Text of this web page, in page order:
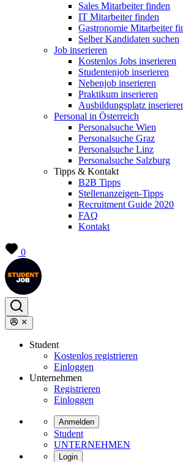
Sales Mitarbeiter finden
IT Mitarbeiter finden
Gastronomie Mitarbeiter
Selber Kandidaten suchen
Job inserieren
Kostenlos Jobs inserieren
Studentenjob inserieren
Nebenjob inserieren
Praktikum inserieren
Ausbildungsplatz
Personal in Österreich
Personalsuche Wien
Personalsuche Graz
Personalsuche Linz
Personalsuche Salzburg
Tipps & Kontakt
B2B Tipps
Stellenanzeigen-Tipps
Recruitment Guide 2020
FAQ
Kontakt
0
Student
Kostenlos registrieren
Einloggen
Unternehmen
Registrieren
Einloggen
Anmelden
Student
UNTERNEHMEN
Login